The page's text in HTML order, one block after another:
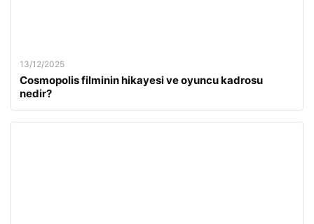
13/12/2025
Cosmopolis filminin hikayesi ve oyuncu kadrosu
nedir?